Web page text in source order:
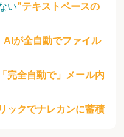
い”テキストベースの
AIが全自動でファイル
「完全自動で」メール内
ックでナレカンに蓄積